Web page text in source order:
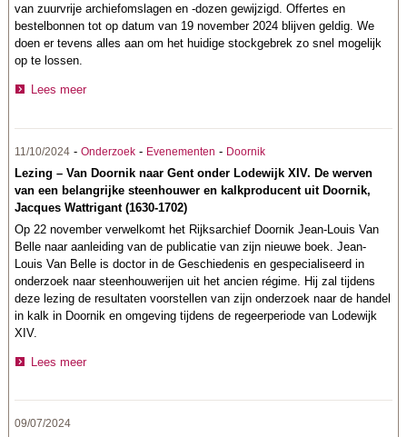
van zuurvrije archiefomslagen en -dozen gewijzigd. Offertes en
bestelbonnen tot op datum van 19 november 2024 blijven geldig. We
doen er tevens alles aan om het huidige stockgebrek zo snel mogelijk
op te lossen.
Lees meer
11/10/2024 -Onderzoek - Evenementen - Doornik
Lezing – Van Doornik naar Gent onder Lodewijk XIV. De werven
van een belangrijke steenhouwer en kalkproducent uit Doornik,
Jacques Wattrigant (1630-1702)
Op 22 november verwelkomt het Rijksarchief Doornik Jean-Louis Van
Belle naar aanleiding van de publicatie van zijn nieuwe boek. Jean-
Louis Van Belle is doctor in de Geschiedenis en gespecialiseerd in
onderzoek naar steenhouwerijen uit het ancien régime. Hij zal tijdens
deze lezing de resultaten voorstellen van zijn onderzoek naar de handel
in kalk in Doornik en omgeving tijdens de regeerperiode van Lodewijk
XIV.
Lees meer
09/07/2024